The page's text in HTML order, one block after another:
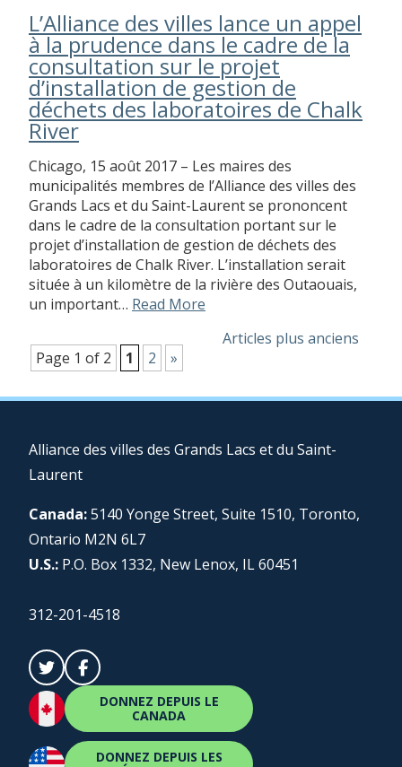
L’Alliance des villes lance un appel
à la prudence dans le cadre de la
consultation sur le projet
d’installation de gestion de
déchets des laboratoires de Chalk
River
Chicago, 15 août 2017 – Les maires des
municipalités membres de l’Alliance des villes des
Grands Lacs et du Saint-Laurent se prononcent
dans le cadre de la consultation portant sur le
projet d’installation de gestion de déchets des
laboratoires de Chalk River. L’installation serait
située à un kilomètre de la rivière des Outaouais,
un important… Read More
Articles plus anciens
Page 1 of 2
1 2 »
Alliance des villes des Grands Lacs et du Saint-
Laurent
Canada:5140 Yonge Street, Suite 1510, Toronto,
Ontario M2N 6L7
U.S.: P.O. Box 1332, New Lenox, IL 60451
312-201-4518
DONNEZ DEPUIS LE
CANADA
DONNEZ DEPUIS LES